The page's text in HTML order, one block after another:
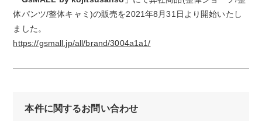
体パンツ/整体キャミ)の販売を2021年8月31日より開始いたし
ました。
https://gsmall.jp/all/brand/3004a1a1/
本件に関するお問い合わせ